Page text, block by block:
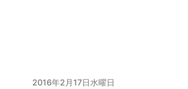
2016年2月17日水曜日